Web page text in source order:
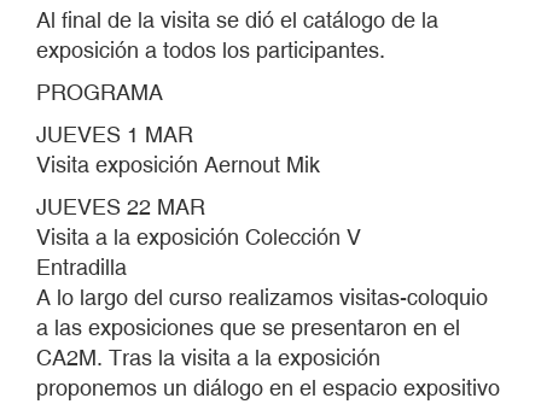
Al final de la visita se dió el catálogo de la
exposición a todos los participantes.
PROGRAMA
JUEVES 1 MAR
Visita exposición Aernout Mik
JUEVES 22 MAR
Visita a la exposición Colección V
Entradilla
A lo largo del curso realizamos visitas-coloquio
a las exposiciones que se presentaron en el
CA2M. Tras la visita a la exposición
proponemos un diálogo en el espacio expositivo